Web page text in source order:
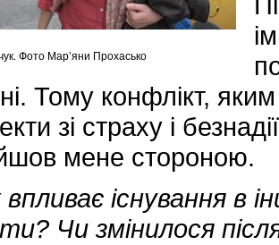
Фото Мар’яни Прохасько
Тому конфлікт,
зі страху і
мене стороною.
існування в
Чи змінилося